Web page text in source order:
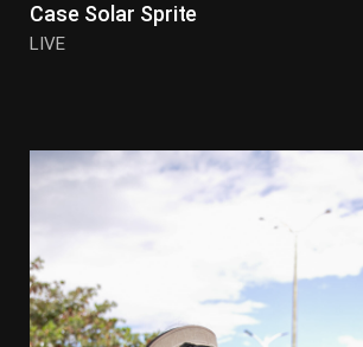
Case Solar Sprite
LIVE